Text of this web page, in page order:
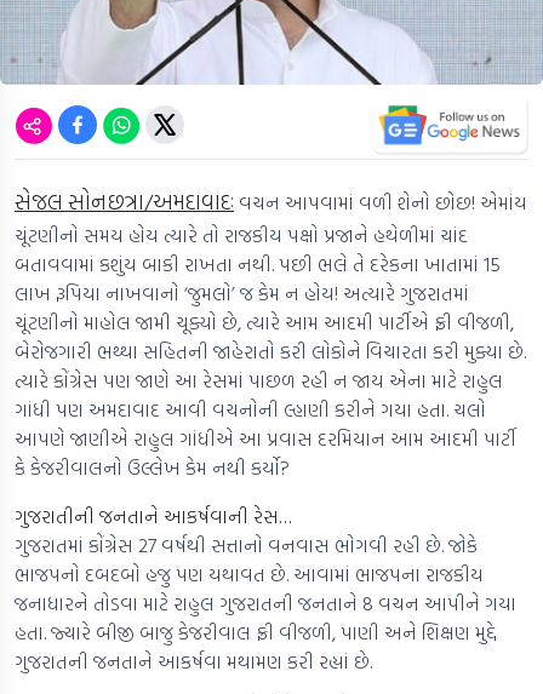
સેજલ સોનછત્રા/અમદાવાદઃ વચન આપવામાં વળી શેનો છોછ! એમાંય
ચૂંટણીનો સમય હોય ત્યારે તો રાજકીય પક્ષો પ્રજાને હથેળીમાં ચાંદ
બતાવવામાં કશુંય બાકી રાખતા નથી. પછી ભલે તે દરેકના ખાતામાં 15
લાખ રૂપિયા નાખવાનો ‘જુમલો’ જ કેમ ન હોય! અત્યારે ગુજરાતમાં
ચૂંટણીનો માહોલ જામી ચૂક્યો છે, ત્યારે આમ આદમી પાર્ટીએ ફ્રી વીજળી,
બેરોજગારી ભથ્થા સહિતની જાહેરાતો કરી લોકોને વિચારતા કરી મુક્યા છે.
ત્યારે કોંગ્રેસ પણ જાણે આ રેસમાં પાછળ રહી ન જાય એના માટે રાહુલ
ગાંધી પણ અમદાવાદ આવી વચનોની લ્હાણી કરીને ગયા હતા. ચલો
આપણે જાણીએ રાહુલ ગાંધીએ આ પ્રવાસ દરમિયાન આમ આદમી પાર્ટી
કે કેજરીવાલનો ઉલ્લેખ કેમ નથી કર્યો?
ગુજરાતીની જનતાને આકર્ષવાની રેસ…
ગુજરાતમાં કોંગ્રેસ 27 વર્ષથી સત્તાનો વનવાસ ભોગવી રહી છે. જોકે
ભાજપનો દબદબો હજુ પણ યથાવત છે. આવામાં ભાજપના રાજકીય
જનાધારને તોડવા માટે રાહુલ ગુજરાતની જનતાને 8 વચન આપીને ગયા
હતા. જ્યારે બીજી બાજુ કેજરીવાલ ફ્રી વીજળી, પાણી અને શિક્ષણ મુદ્દે
ગુજરાતની જનતાને આકર્ષવા મથામણ કરી રહ્યાં છે.